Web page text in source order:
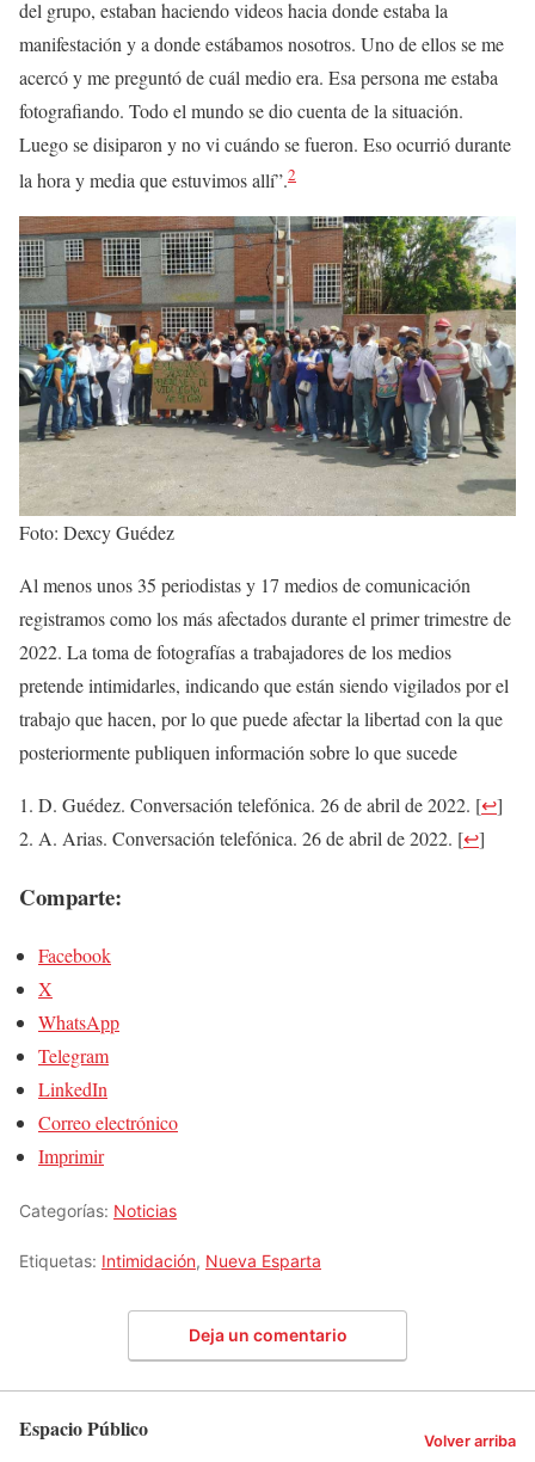
del grupo, estaban haciendo videos hacia donde estaba la
manifestación y a donde estábamos nosotros. Uno de ellos se me
acercó y me preguntó de cuál medio era. Esa persona me estaba
fotografiando. Todo el mundo se dio cuenta de la situación.
Luego se disiparon y no vi cuándo se fueron. Eso ocurrió durante
la hora y media que estuvimos allí”.2
Foto: Dexcy Guédez
Al menos unos 35 periodistas y 17 medios de comunicación
registramos como los más afectados durante el primer trimestre de
2022. La toma de fotografías a trabajadores de los medios
pretende intimidarles, indicando que están siendo vigilados por el
trabajo que hacen, por lo que puede afectar la libertad con la que
posteriormente publiquen información sobre lo que sucede
D. Guédez. Conversación telefónica. 26 de abril de 2022. [↩]
A. Arias. Conversación telefónica. 26 de abril de 2022. [↩]
Comparte:
Facebook
X
WhatsApp
Telegram
LinkedIn
Correo electrónico
Imprimir
Categorías: Noticias
Etiquetas: Intimidación, Nueva Esparta
Deja un comentario
Espacio Público Volver arriba